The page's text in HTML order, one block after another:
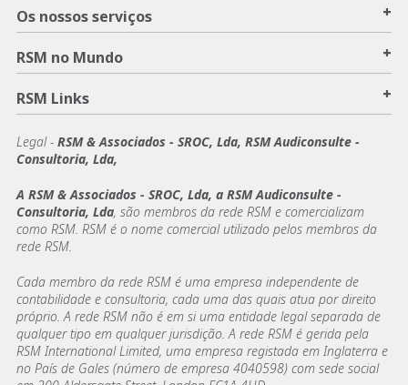
Os nossos serviços +
RSM no Mundo +
RSM Links +
Legal - RSM & Associados - SROC, Lda, RSM Audiconsulte -
Consultoria, Lda,
A RSM & Associados - SROC, Lda, a RSM Audiconsulte -
Consultoria, Lda, são membros da rede RSM e comercializam
como RSM. RSM é o nome comercial utilizado pelos membros da
rede RSM.
Cada membro da rede RSM é uma empresa independente de
contabilidade e consultoria, cada uma das quais atua por direito
próprio. A rede RSM não é em si uma entidade legal separada de
qualquer tipo em qualquer jurisdição. A rede RSM é gerida pela
RSM International Limited, uma empresa registada em Inglaterra e
no País de Gales (número de empresa 4040598) com sede social